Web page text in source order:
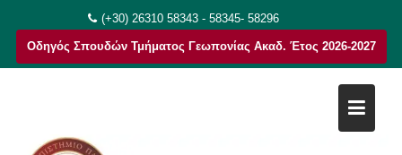
στο
περιεχόμενο
(+30) 26310 58343 - 58345- 58296
Οδηγός Σπουδών Τμήματος Γεωπονίας Ακαδ. Έτος 2026-2027